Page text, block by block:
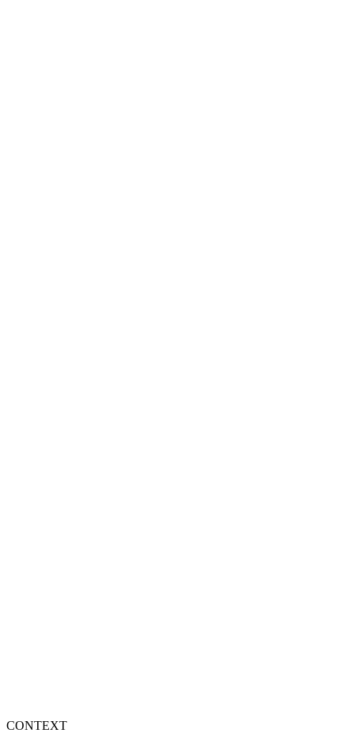
CONTEXT